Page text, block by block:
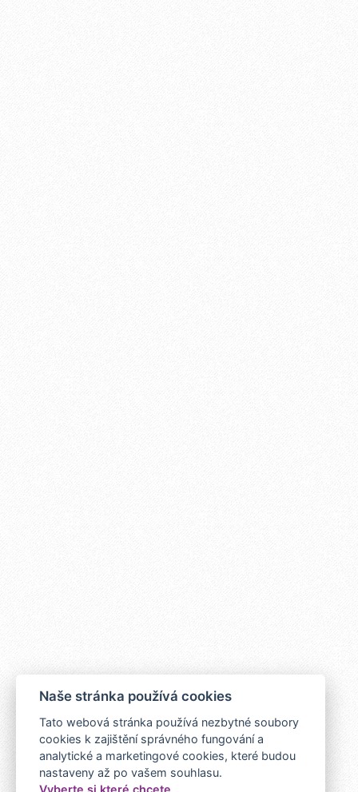
Naše stránka používá cookies
Tato webová stránka používá nezbytné soubory
cookies k zajištění správného fungování a
analytické a marketingové cookies, které budou
nastaveny až po vašem souhlasu.
Vyberte si které chcete